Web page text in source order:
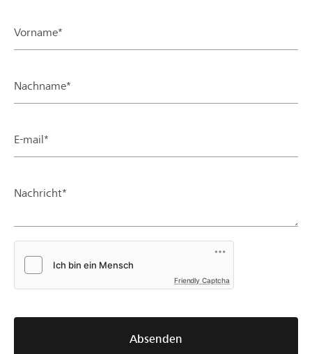
Vorname*
Nachname*
E-mail*
Nachricht*
Friendly Captcha
Absenden